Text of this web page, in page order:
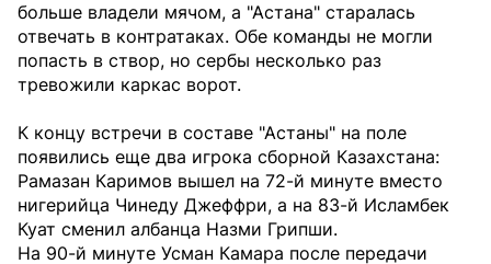
больше владели мячом, а "Астана" старалась
отвечать в контратаках. Обе команды не могли
попасть в створ, но сербы несколько раз
тревожили каркас ворот.
К концу встречи в составе "Астаны" на поле
появились еще два игрока сборной Казахстана:
Рамазан Каримов вышел на 72-й минуте вместо
нигерийца Чинеду Джеффри, а на 83-й Исламбек
Куат сменил албанца Назми Грипши.
На 90-й минуте Усман Камара после передачи